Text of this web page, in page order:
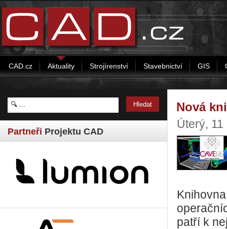
CAD.cz Aktuality Strojírenství Stavebnictví GIS
Partneři Projektu CAD
Nová
Úterý,
patří k